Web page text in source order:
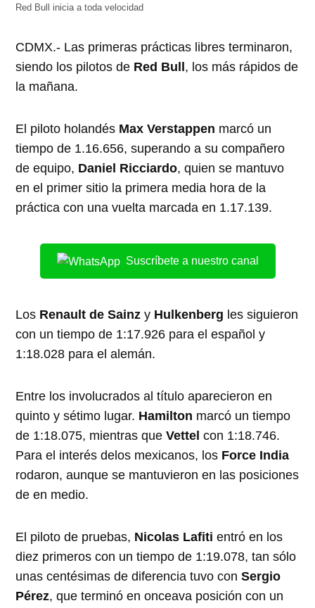
ventanaventanaventanaventana
Red Bull inicia a toda velocidad
CDMX.- Las primeras prácticas libres terminaron,
siendo los pilotos de Red Bull , los más rápidos de
la mañana.
El piloto holandés Max Verstappen marcó un
tiempo de 1.16.656, superando a su compañero
de equipo, Daniel Ricciardo, quien se mantuvo
en el primer sitio la primera media hora de la
práctica con una vuelta marcada en 1.17.139.
Suscríbete a nuestro canal
Los Renault de Sainz y Hulkenberg les siguieron
con un tiempo de 1:17.926 para el español y
1:18.028 para el alemán.
Entre los involucrados al título aparecieron en
quinto y sétimo lugar. Hamilton marcó un tiempo
de 1:18.075, mientras queVettel con 1:18.746.
Para el interés delos mexicanos, los Force India
rodaron, aunque se mantuvieron en las posiciones
de en medio.
El piloto de pruebas, Nicolas Lafiti entró en los
diez primeros con un tiempo de 1:19.078, tan sólo
unas centésimas de diferencia tuvo conSergio
Pérez, que terminó en onceava posición con un